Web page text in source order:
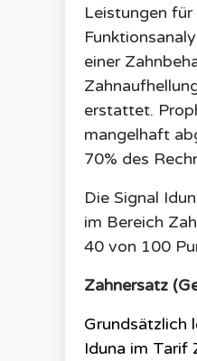
Leistungen für
einer
erstattet.
mangelhaft
70% des
Die Signal
im Bereich
40von 100
Zahnersatz
Grundsätzlich
Iduna im Tarif